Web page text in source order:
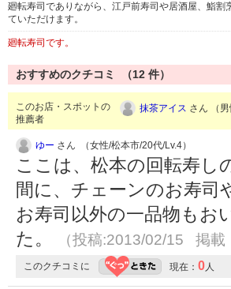
廻転寿司でありながら、江戸前寿司や居酒屋、鮨
ていただけます。
廻転寿司です。
おすすめのクチコミ （12 件）
このお店・スポットの
推薦者
抹茶アイス さん （
ゆー さん （女性/松本市/20代/Lv.4）
ここは、松本の回転寿し
間に、チェーンのお寿司
お寿司以外の一品物もお
た。
（投稿:2013/02/15 掲載
このクチコミに 現在： 0人